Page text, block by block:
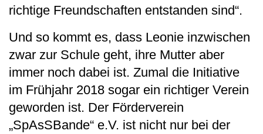
richtige Freundschaften entstanden sind“.
Und so kommt es, dass Leonie inzwischen
zwar zur Schule geht, ihre Mutter aber
immer noch dabei ist. Zumal die Initiative
im Frühjahr 2018 sogar ein richtiger Verein
geworden ist. Der Förderverein
„SpAsSBande“ e.V. ist nicht nur bei der